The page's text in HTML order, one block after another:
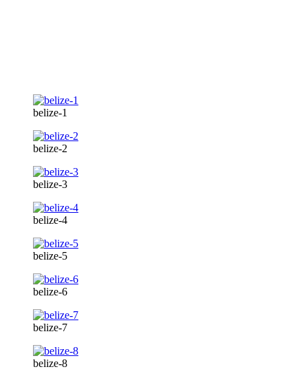
belize-1
belize-2
belize-3
belize-4
belize-5
belize-6
belize-7
belize-8